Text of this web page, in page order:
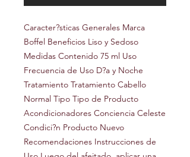
Caracter?sticas Generales Marca
Boffel Beneficios Liso y Sedoso
Medidas Contenido 75 ml Uso
Frecuencia de Uso D?a y Noche
Tratamiento Tratamiento Cabello
Normal Tipo Tipo de Producto
Acondicionadores Conciencia Celeste
Condici?n Producto Nuevo
Recomendaciones Instrucciones de